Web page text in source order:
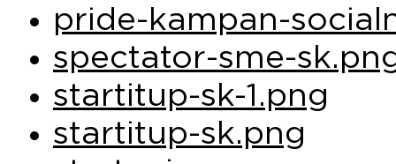
pride-kampan-
spectator-sme-
startitup-sk-1.png
startitup-sk.png